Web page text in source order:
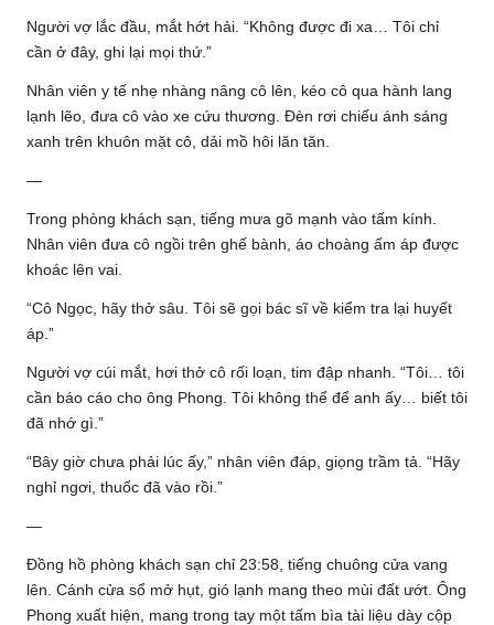
Người vợ lắc đầu, mắt hớt hải. “Không được đi xa… Tôi chỉ
cần ở đây, ghi lại mọi thứ.”
Nhân viên y tế nhẹ nhàng nâng cô lên, kéo cô qua hành lang
lạnh lẽo, đưa cô vào xe cứu thương. Đèn rơi chiếu ánh sáng
xanh trên khuôn mặt cô, dải mồ hôi lăn tăn.
—
Trong phòng khách sạn, tiếng mưa gõ mạnh vào tấm kính.
Nhân viên đưa cô ngồi trên ghế bành, áo choàng ấm áp được
khoác lên vai.
“Cô Ngọc, hãy thở sâu. Tôi sẽ gọi bác sĩ về kiểm tra lại huyết
áp.”
Người vợ cúi mắt, hơi thở cô rối loạn, tim đập nhanh. “Tôi… tôi
cần báo cáo cho ông Phong. Tôi không thể để anh ấy… biết tôi
đã nhớ gì.”
“Bây giờ chưa phải lúc ấy,” nhân viên đáp, giọng trầm tả. “Hãy
nghỉ ngơi, thuốc đã vào rồi.”
—
Đồng hồ phòng khách sạn chỉ 23:58, tiếng chuông cửa vang
lên. Cánh cửa sổ mở hụt, gió lạnh mang theo mùi đất ướt. Ông
Phong xuất hiện, mang trong tay một tấm bìa tài liệu dày cộp